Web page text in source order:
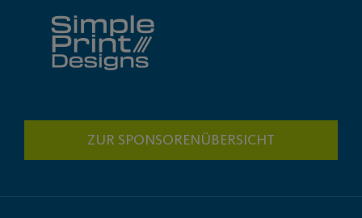
ZUR SPONSORENÜBERSICHT